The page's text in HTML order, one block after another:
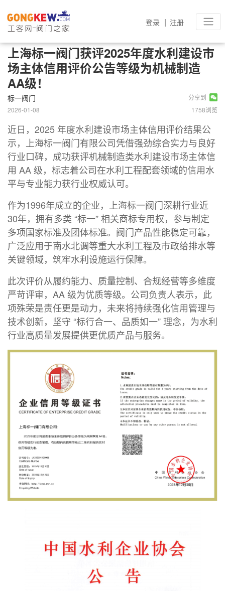
登录 | 注册
上海标一阀门获评2025年度水利建设市
场主体信用评价公告等级为机械制造
AA级！
标一阀门
分享到
2026-01-08
1758浏览
近日，2025 年度水利建设市场主体信用评价结果公
示，上海标一阀门有限公司凭借强劲综合实力与良好
行业口碑，成功获评机械制造类水利建设市场主体信
用 AA 级，标志着公司在水利工程配套领域的信用水
平与专业能力获行业权威认可。
作为1996年成立的企业，上海标一阀门深耕行业近
30年，拥有多类 “标一” 相关商标专用权，参与制定
多项国家标准及团体标准。阀门产品性能稳定可靠，
广泛应用于南水北调等重大水利工程及市政给排水等
关键领域，筑牢水利设施运行保障。
此次评价从履约能力、质量控制、合规经营等多维度
严苛评审，AA 级为优质等级。公司负责人表示，此
项殊荣是责任更是动力，未来将持续强化信用管理与
技术创新，坚守 “标行合一、品质如一” 理念，为水利
行业高质量发展提供更优质产品与服务。